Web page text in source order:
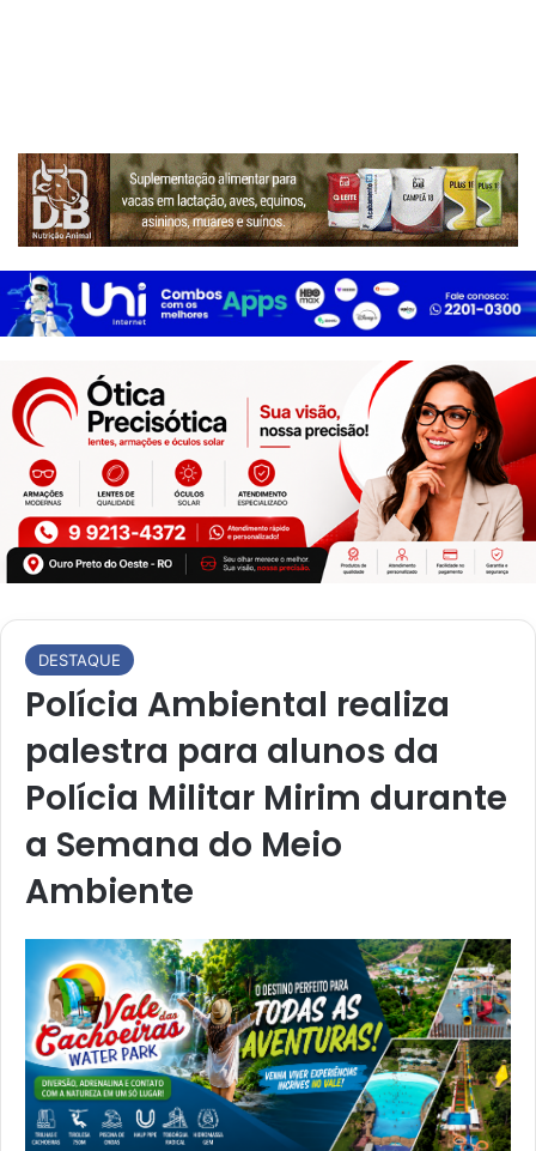
DESTAQUE
Polícia Ambiental realiza
palestra para alunos da
Polícia Militar Mirim durante
a Semana do Meio
Ambiente